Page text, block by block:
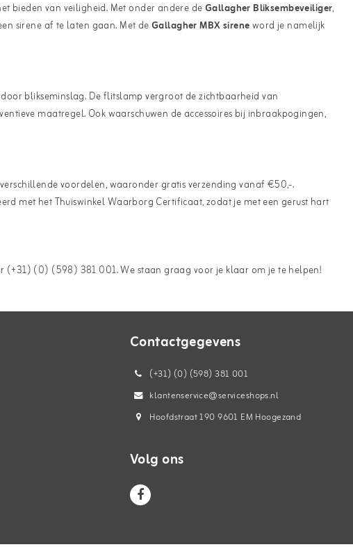
bieden van veiligheid. Met onder andere deGallagher Bliksembeveiliger,
sirene af te laten gaan. Met deGallagher MBX sireneword je namelijk
blikseminslag. De flitslamp vergroot de zichtbaarheid van
maatregel. Ook waarschuwen de accessoires bij inbraakpogingen,
voordelen, waaronder gratis verzending vanaf €50,-.
met het Thuiswinkel Waarborg Certificaat, zodat je met een gerust hart
(+31) (0) (598) 381 001. We staan graag voor je klaar om je te helpen!
Contactgegevens
(+31) (0) (598) 381 001
klantenservice@serviceshops.nl
Hoofdstraat 190 9601 EM Hoogezand
Volg ons